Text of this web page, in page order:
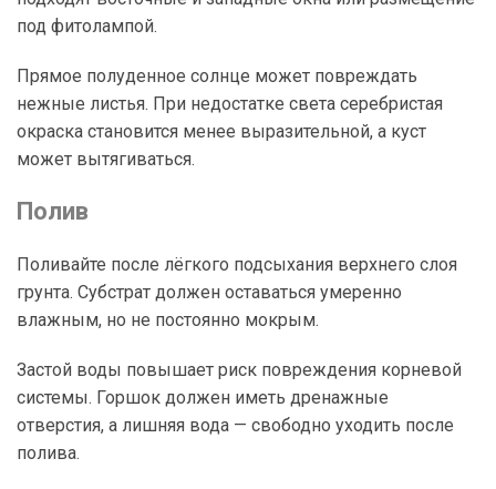
под фитолампой.
Прямое полуденное солнце может повреждать
нежные листья. При недостатке света серебристая
окраска становится менее выразительной, а куст
может вытягиваться.
Полив
Поливайте после лёгкого подсыхания верхнего слоя
грунта. Субстрат должен оставаться умеренно
влажным, но не постоянно мокрым.
Застой воды повышает риск повреждения корневой
системы. Горшок должен иметь дренажные
отверстия, а лишняя вода — свободно уходить после
полива.